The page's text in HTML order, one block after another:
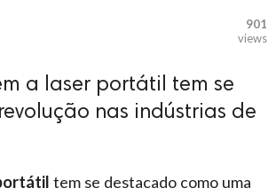
901
views
a laser portátil tem se
nas indústrias de
tem se destacado como uma